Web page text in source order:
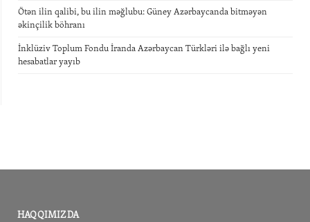
Ötən ilin qalibi, bu ilin məğlubu: Güney Azərbaycanda bitməyən
əkinçilik böhranı
İnklüziv Toplum Fondu İranda Azərbaycan Türkləri ilə bağlı yeni
hesabatlar yayıb
HAQQIMIZDA